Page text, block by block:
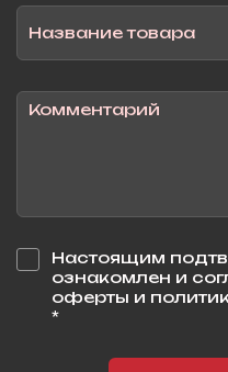
Настоящим
ознакомлен и
оферты и
*